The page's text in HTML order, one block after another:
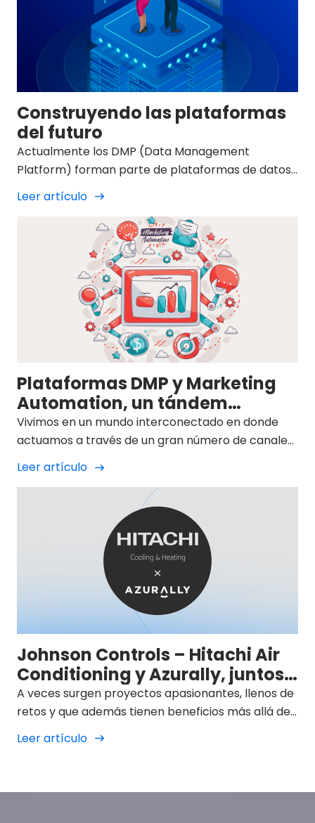
Construyendo las plataformas
del futuro
Actualmente los DMP (Data Management
Platform) forman parte de plataformas de datos
utilizadas por agencias de publicidad.
Leer artículo
Plataformas DMP y Marketing
Automation, un tándem
imparable
Vivimos en un mundo interconectado en donde
actuamos a través de un gran número de canales,
tanto digitales como físicos.
Leer artículo
Johnson Controls – Hitachi Air
Conditioning y Azurally, juntos
por un futuro sostenible
A veces surgen proyectos apasionantes, llenos de
retos y que además tienen beneficios más allá del
mundo profesional.
Leer artículo